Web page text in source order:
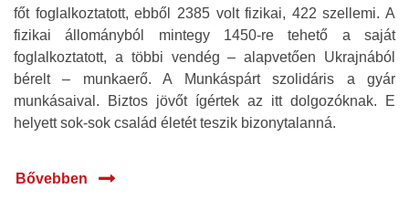
főt foglalkoztatott, ebből 2385 volt fizikai, 422 szellemi. A
fizikai állományból mintegy 1450-re tehető a saját
foglalkoztatott, a többi vendég – alapvetően Ukrajnából
bérelt – munkaerő. A Munkáspárt szolidáris a gyár
munkásaival. Biztos jövőt ígértek az itt dolgozóknak. E
helyett sok-sok család életét teszik bizonytalanná.
Bővebben